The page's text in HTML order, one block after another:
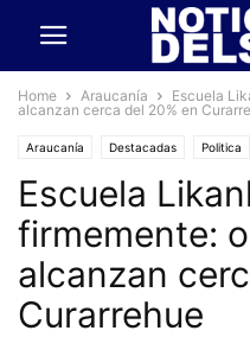
Home Araucanía
Escuela
alcanzan cerca del 20% en
Araucanía Destacadas Politica
Escuela
firmemente:
alcanzan
Curarrehue